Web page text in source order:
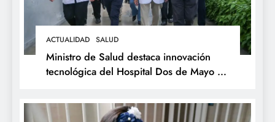
ACTUALIDAD SALUD
Ministro de Salud destaca innovación
tecnológica del Hospital Dos de Mayo y
Galen